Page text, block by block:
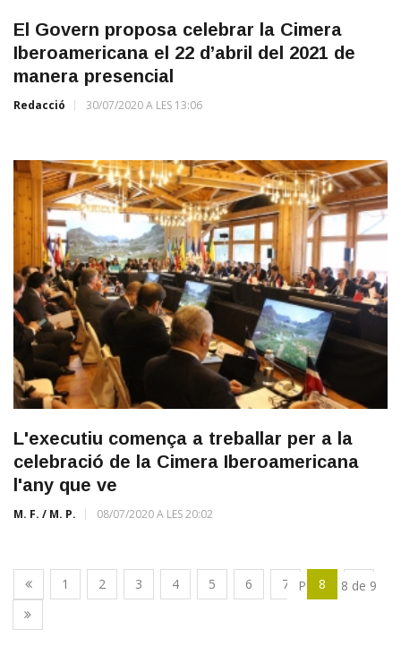
El Govern proposa celebrar la Cimera
Iberoamericana el 22 d’abril del 2021 de
manera presencial
Redacció 30/07/2020 A LES 13:06
L'executiu comença a treballar per a la
celebració de la Cimera Iberoamericana
l'any que ve
M. F. / M. P. 08/07/2020 A LES 20:02
1 2 3 4 5 6 7 8 9
Pàgina 8 de 9